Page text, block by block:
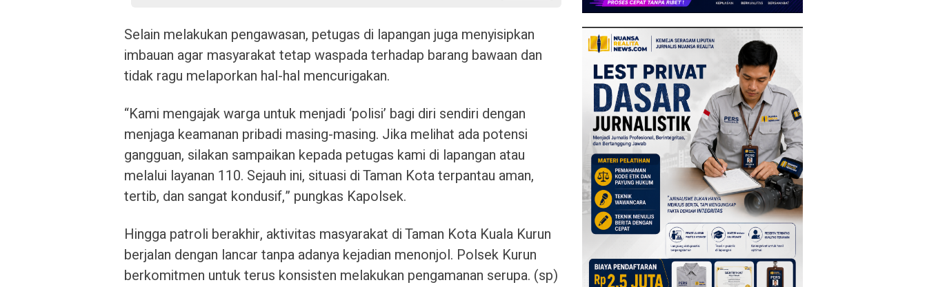
Selain melakukan pengawasan, petugas di lapangan juga menyisipkan
imbauan agar masyarakat tetap waspada terhadap barang bawaan dan
tidak ragu melaporkan hal-hal mencurigakan.
“Kami mengajak warga untuk menjadi ‘polisi’ bagi diri sendiri dengan
menjaga keamanan pribadi masing-masing. Jika melihat ada potensi
gangguan, silakan sampaikan kepada petugas kami di lapangan atau
melalui layanan 110. Sejauh ini, situasi di Taman Kota terpantau aman,
tertib, dan sangat kondusif,” pungkas Kapolsek.
Hingga patroli berakhir, aktivitas masyarakat di Taman Kota Kuala Kurun
berjalan dengan lancar tanpa adanya kejadian menonjol. Polsek Kurun
berkomitmen untuk terus konsisten melakukan pengamanan serupa. (sp)